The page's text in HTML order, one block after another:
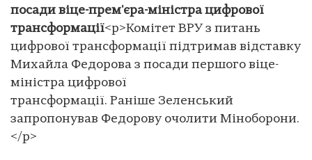
посади віце-прем'єра-міністра цифрової
трансформації<p>Комітет ВРУ з питань
цифрової трансформації підтримав відставку
Михайла Федорова з посади першого віце-
міністра цифрової
трансформації. Раніше Зеленський
запропонував Федорову очолити Міноборони.
</p>